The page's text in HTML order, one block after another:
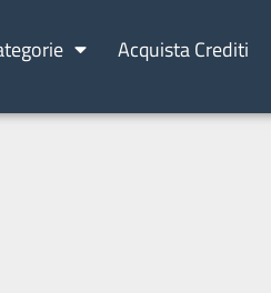
Acquista Crediti